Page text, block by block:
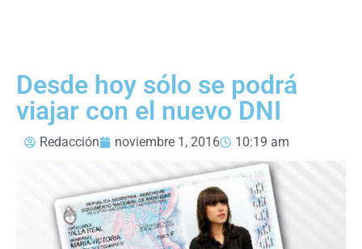
Desde hoy sólo se podrá
viajar con el nuevo DNI
Redacción noviembre 1, 2016 10:19 am